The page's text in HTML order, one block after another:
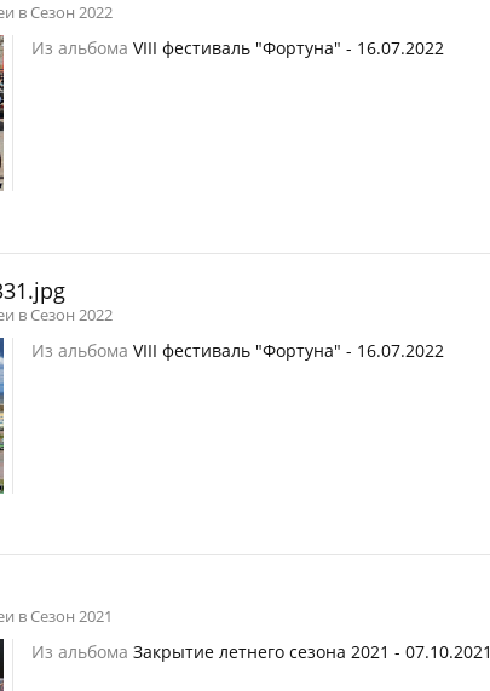
в Сезон 2022
Из альбома VIII фестиваль "Фортуна" - 16.07.2022
в Сезон 2022
Из альбома VIII фестиваль "Фортуна" - 16.07.2022
в Сезон 2021
Из альбома Закрытие летнего сезона 2021 - 07.10.2021